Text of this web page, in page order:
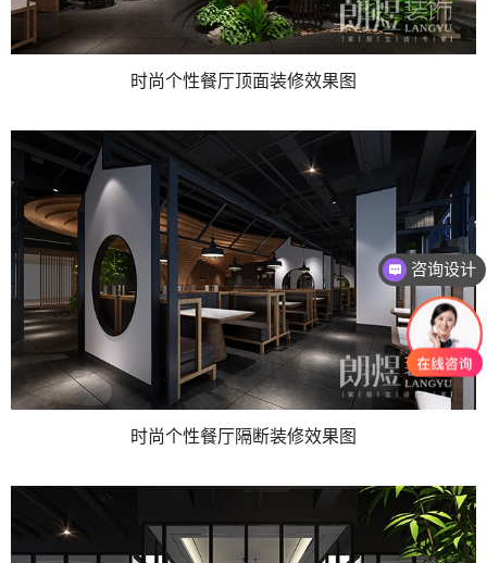
时尚个性餐厅顶面装修效果图
时尚个性餐厅隔断装修效果图
咨询设计